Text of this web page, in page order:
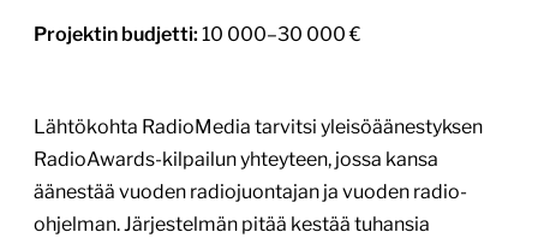
Projektin budjetti: 10 000–30 000 €
Lähtökohta RadioMedia tarvitsi yleisöäänestyksen
RadioAwards-kilpailun yhteyteen, jossa kansa
äänestää vuoden radiojuontajan ja vuoden radio-
ohjelman. Järjestelmän pitää kestää tuhansia